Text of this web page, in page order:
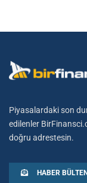
Piyasalardaki son
edilenler
doğru adrestesin.
HABER BÜLTENI